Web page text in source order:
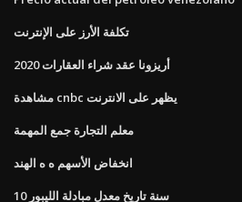
تكلفة الأرز على الإنترنت
أريزونا عقد شراء العقارات 2020
مشاهدة cnbc يظهر على الانترنت
معلم التجارة جمع المهمة
انخفاض الأسهم ه ه الهند
10 سنة تاريخ معدل مبادلة الليبور